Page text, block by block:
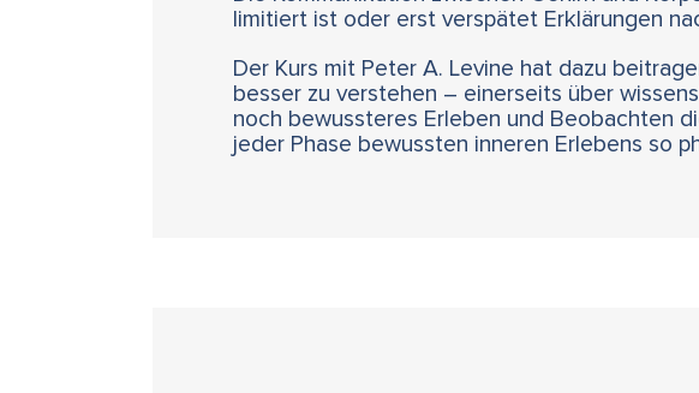
limitiert ist oder erst verspätet Erklärungen
Der Kurs mit Peter A. Levine hat dazu
besser zu verstehen – einerseits über
noch bewussteres Erleben und Beobachten
jeder Phase bewussten inneren Erlebens so